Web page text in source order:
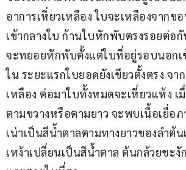
อาการเหี่ยวเหลือง ใบจะเหลืองจากข
เข้ากลางใบ ก้านใบหักพับตรงรอยต่อกั
จะทยอยหักพับตั้งแต่ใบที่อยู่รอบนอกเ
ใน ระยะแรกใบยอดยังเขียวตั้งตรง จ
เหลือง ต่อมาใบทั้งหมดจะเหี่ยวแห้ง เ
ตามขวางหรือตามยาว จะพบเนื้อเยื่อ
เน่าเป็นสีน้ำตาลตามทางยาวของลำต้น
เหง้าเปลี่ยนเป็นสีน้ำตาล ต้นกล้วยชะงั